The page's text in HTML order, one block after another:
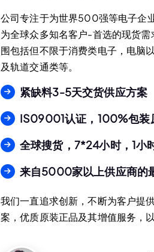
公司专注于为世界500强等电子企
为全球众多知名客户-首选的现货
围包括但不限于消费类电子，电脑
及轨道交通类等。
紧缺料3-5天交货供应方案
IS09001认证，100%包装
全球搜货，7*24小时，1小
来自5000家以上供应商的
我们一直追求创新，不断为客户提
案，优质原装正品及其增值服务，